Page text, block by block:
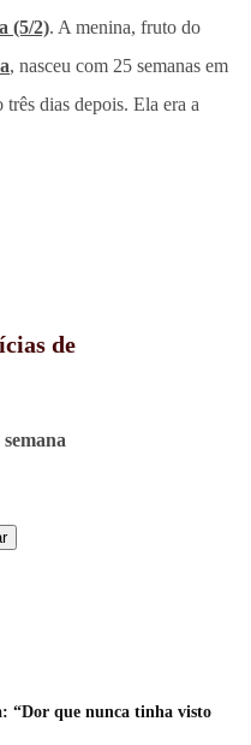
(5/2). A menina, fruto do
, nasceu com 25 semanas em
dias depois. Ela era a
de
“Dor que nunca tinha visto